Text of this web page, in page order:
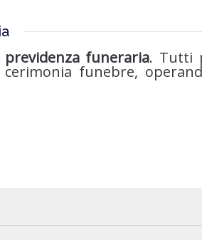
previdenza funeraria. Tutti
cerimonia funebre,